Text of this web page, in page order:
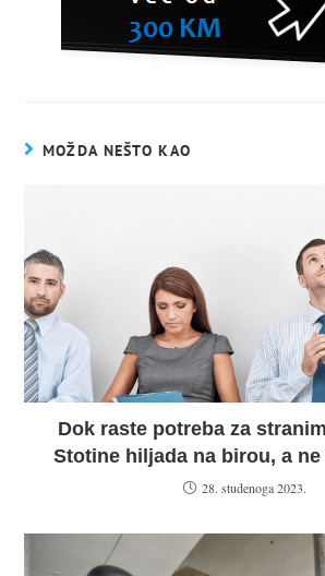
MOŽDA NEŠTO KAO
Dok raste potreba za
Stotine hiljada na birou, a
28. studenoga 2023.